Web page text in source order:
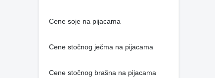
Cene soje na pijacama
Cene stočnog ječma na pijacama
Cene stočnog brašna na pijacama